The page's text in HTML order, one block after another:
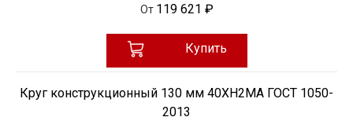
От 119 621 ₽
Купить
Круг конструкционный 130 мм 40ХН2МА ГОСТ 1050-
2013